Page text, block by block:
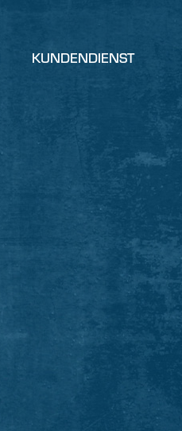
KUNDENDIENST